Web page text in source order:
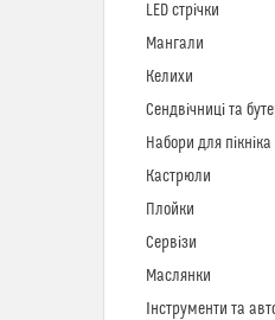
LED стрічки
Мангали
Келихи
Сендвічниці та
Набори для пікніка
Кастрюли
Плойки
Сервізи
Маслянки
Інструменти та